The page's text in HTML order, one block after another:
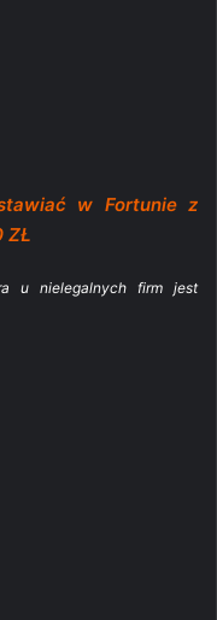
w Fortunie z
ZŁ
u nielegalnych firm jest